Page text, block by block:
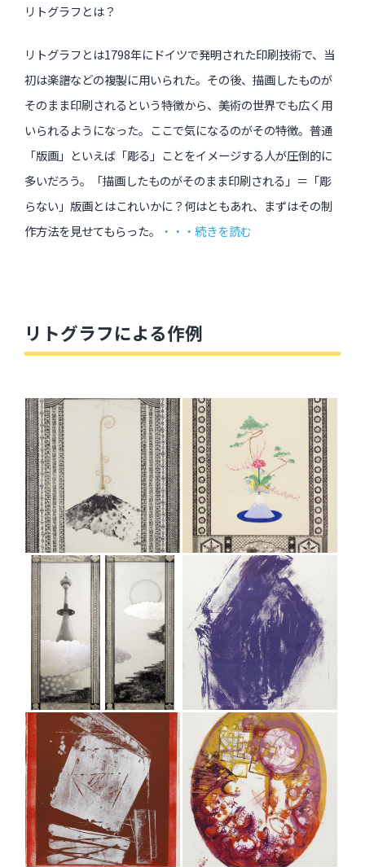
リトグラフとは？
リトグラフとは1798年にドイツで発明された印刷技術で、当
初は楽譜などの複製に用いられた。その後、描画したものが
そのまま印刷されるという特徴から、美術の世界でも広く用
いられるようになった。ここで気になるのがその特徴。普通
「版画」といえば「彫る」ことをイメージする人が圧倒的に
多いだろう。「描画したものがそのまま印刷される」＝「彫
らない」版画とはこれいかに？何はともあれ、まずはその制
作方法を見せてもらった。
・・・続きを読む
リトグラフによる作例